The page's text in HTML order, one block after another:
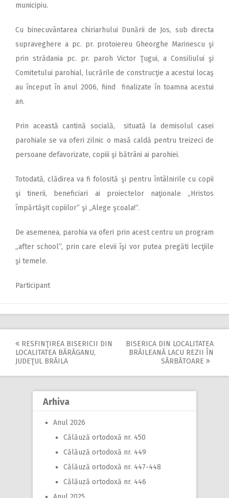
municipiu.
Cu binecuvântarea chiriarhului Dunării de Jos, sub directa
supraveghere a pc. pr. protoiereu Gheorghe Marinescu şi
prin strădania pc. pr. paroh Victor Ţugui, a Consiliului şi
Comitetului parohial, lucrările de construcţie a acestui locaş
au început în anul 2006, fiind finalizate în toamna acestui
an.
Prin această cantină socială, situată la demisolul casei
parohiale se va oferi zilnic o masă caldă pentru treizeci de
persoane defavorizate, copiii şi bătrâni ai parohiei.
Totodată, clădirea va fi folosită şi pentru întâlnirile cu copii
şi tinerii, beneficiari ai proiectelor naţionale „Hristos
împărtăşit copiilor” şi „Alege şcoala!”.
De asemenea, parohia va oferi prin acest centru un program
„after school”, prin care elevii îşi vor putea pregăti lecţiile
şi temele.
Participant
Post
navigation
RESFINŢIREA BISERICII DIN
LOCALITATEA BĂRĂGANU,
JUDEŢUL BRĂILA
BISERICA DIN LOCALITATEA
BRĂILEANĂ LACU REZII ÎN
SĂRBĂTOARE
Arhiva
Anul 2026
Călăuză ortodoxă nr. 450
Călăuză ortodoxă nr. 449
Călăuză ortodoxă nr. 447-448
Călăuză ortodoxă nr. 446